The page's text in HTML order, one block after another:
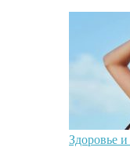
Здоровье